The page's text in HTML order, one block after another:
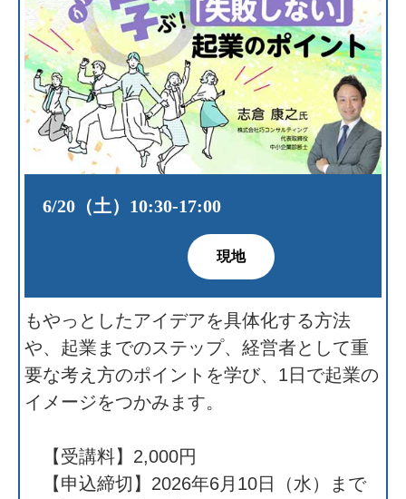
6/20（土）10:30‐17:00
現地
もやっとしたアイデアを具体化する方法
や、起業までのステップ、経営者として重
要な考え方のポイントを学び、1日で起業の
イメージをつかみます。
【受講料】2,000円
【申込締切】2026年6月10日（水）まで